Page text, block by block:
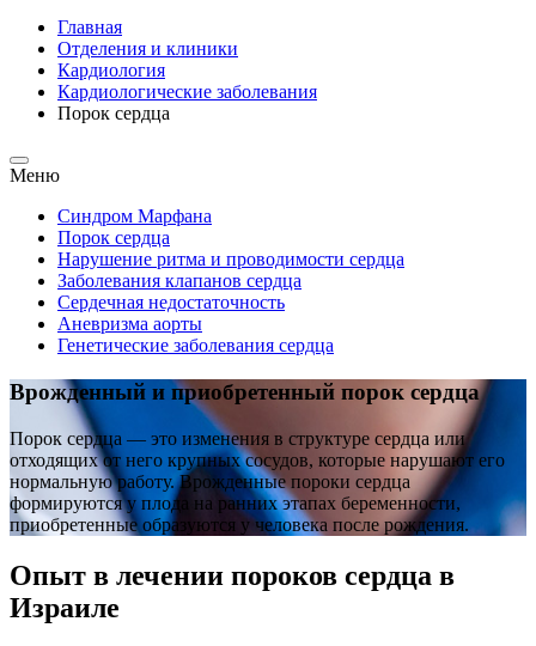
Главная
Отделения и клиники
Кардиология
Кардиологические заболевания
Порок сердца
Меню
Cиндром Марфана
Порок сердца
Нарушение ритма и проводимости сердца
Заболевания клапанов сердца
Сердечная недостаточность
Аневризма аорты
Генетические заболевания сердца
Врожденный и приобретенный порок сердца
Порок сердца — это изменения в структуре сердца или
отходящих от него крупных сосудов, которые нарушают его
нормальную работу. Врожденные пороки сердца
формируются у плода на ранних этапах беременности,
приобретенные образуются у человека после рождения.
Опыт в лечении пороков сердца в
Израиле